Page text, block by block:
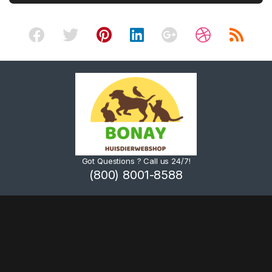
Got Questions ? Call us 24/7!
(800) 8001-8588